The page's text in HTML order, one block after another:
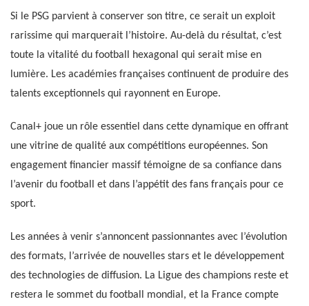
Si le PSG parvient à conserver son titre, ce serait un exploit
rarissime qui marquerait l’histoire. Au-delà du résultat, c’est
toute la vitalité du football hexagonal qui serait mise en
lumière. Les académies françaises continuent de produire des
talents exceptionnels qui rayonnent en Europe.
Canal+ joue un rôle essentiel dans cette dynamique en offrant
une vitrine de qualité aux compétitions européennes. Son
engagement financier massif témoigne de sa confiance dans
l’avenir du football et dans l’appétit des fans français pour ce
sport.
Les années à venir s’annoncent passionnantes avec l’évolution
des formats, l’arrivée de nouvelles stars et le développement
des technologies de diffusion. La Ligue des champions reste et
restera le sommet du football mondial, et la France compte